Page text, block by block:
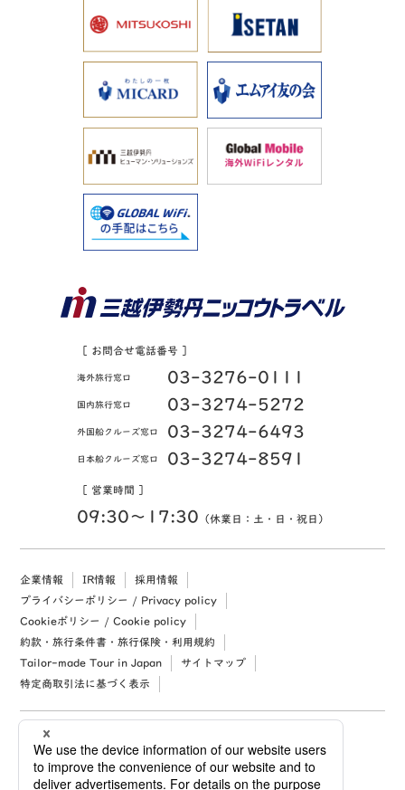
［ お問合せ電話番号 ］
海外旅行窓口 03-3276-0111
国内旅行窓口 03-3274-5272
外国船クルーズ窓口 03-3274-6493
日本船クルーズ窓口 03-3274-8591
［ 営業時間 ］
09:30〜17:30 （休業日：土・日・祝日）
企業情報 IR情報
採用情報
プライバシーポリシー / Privacy policy
Cookieポリシー / Cookie policy
約款・旅行条件書・旅行保険・利用規約
Tailor-made Tour in Japan
サイトマップ
特定商取引法に基づく表示